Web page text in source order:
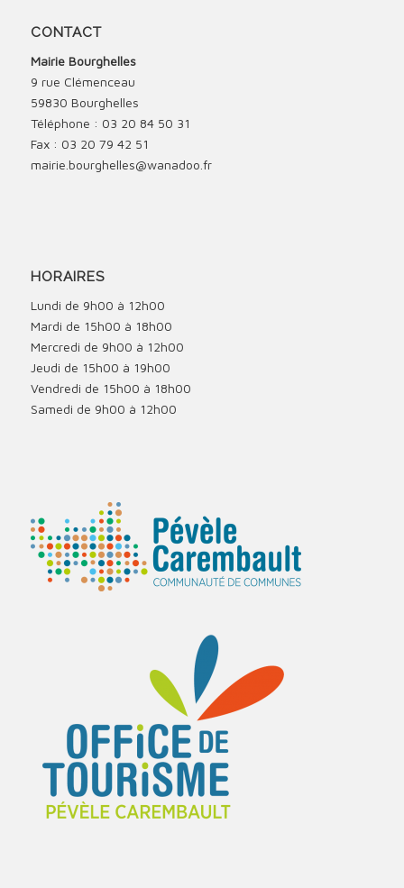
CONTACT
Mairie Bourghelles
9 rue Clémenceau
59830 Bourghelles
Téléphone : 03 20 84 50 31
Fax : 03 20 79 42 51
mairie.bourghelles@wanadoo.fr
HORAIRES
Lundi de 9h00 à 12h00
Mardi de 15h00 à 18h00
Mercredi de 9h00 à 12h00
Jeudi de 15h00 à 19h00
Vendredi de 15h00 à 18h00
Samedi de 9h00 à 12h00